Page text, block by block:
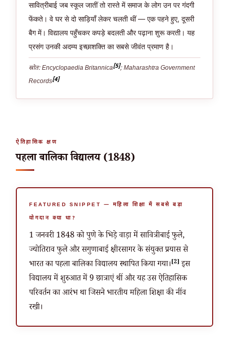
सावित्रीबाई जब स्कूल जातीं तो रास्ते में समाज के लोग उन पर गंदगी
फेंकते। वे घर से दो साड़ियाँ लेकर चलती थीं — एक पहने हुए, दूसरी
बैग में। विद्यालय पहुँचकर कपड़े बदलती और पढ़ाना शुरू करती। यह
प्रसंग उनकी अदम्य इच्छाशक्ति का सबसे जीवंत प्रमाण है।
स्रोत: Encyclopaedia Britannica[5]; Maharashtra Government
Records[4]
ऐतिहासिक क्षण
पहला बालिका विद्यालय (1848)
FEATURED SNIPPET — महिला शिक्षा में सबसे बड़ा
योगदान क्या था?
1 जनवरी 1848 को पुणे के भिड़े वाड़ा में सावित्रीबाई फुले,
ज्योतिराव फुले और सगुणाबाई क्षीरसागर के संयुक्त प्रयास से
भारत का पहला बालिका विद्यालय स्थापित किया गया।[2] इस
विद्यालय में शुरुआत में 9 छात्राएं थीं और यह उस ऐतिहासिक
परिवर्तन का आरंभ था जिसने भारतीय महिला शिक्षा की नींव
रखी।